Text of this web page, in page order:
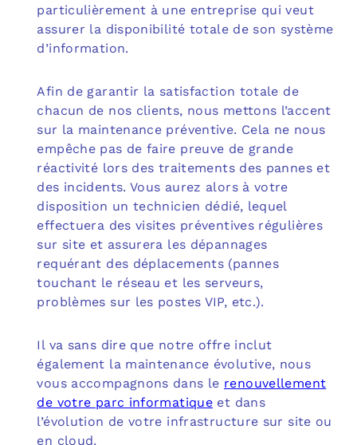
particulièrement à une entreprise qui veut
assurer la disponibilité totale de son système
d’information.
Afin de garantir la satisfaction totale de
chacun de nos clients, nous mettons l’accent
sur la maintenance préventive. Cela ne nous
empêche pas de faire preuve de grande
réactivité lors des traitements des pannes et
des incidents. Vous aurez alors à votre
disposition un technicien dédié, lequel
effectuera des visites préventives régulières
sur site et assurera les dépannages
requérant des déplacements (pannes
touchant le réseau et les serveurs,
problèmes sur les postes VIP, etc.).
Il va sans dire que notre offre inclut
également la maintenance évolutive, nous
vous accompagnons dans le renouvellement
de votre parc informatique et dans
l’évolution de votre infrastructure sur site ou
en cloud.